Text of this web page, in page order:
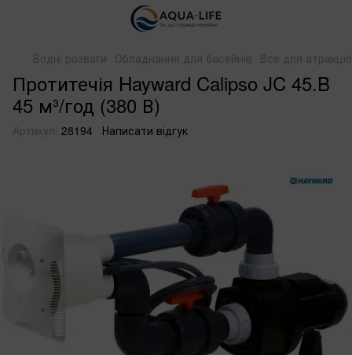
Водні розваги Обладнання для басейнів Все для
Протитечія Hayward Calipso JC 45.B
45 м³/год (380 В)
Артикул: 28194 Написати відгук